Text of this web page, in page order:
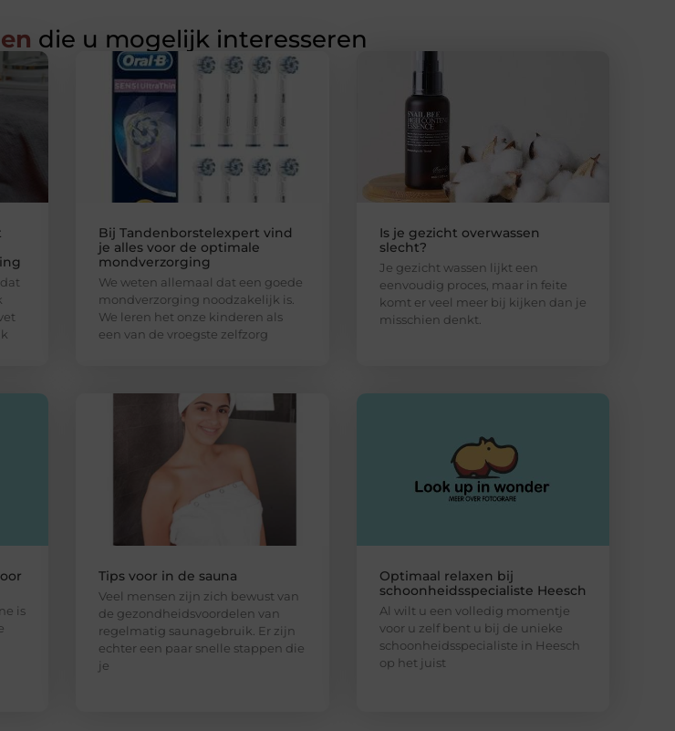
die u mogelijk interesseren
Bij Tandenborstelexpert vind
je alles voor de optimale
mondverzorging
We weten allemaal dat een goede
mondverzorging noodzakelijk is.
We leren het onze kinderen als
een van de vroegste zelfzorg
Is je gezicht overwassen
slecht?
Je gezicht wassen lijkt een
eenvoudig proces, maar in feite
komt er veel meer bij kijken dan je
misschien denkt.
is
Tips voor in de sauna
Veel mensen zijn zich bewust van
de gezondheidsvoordelen van
regelmatig saunagebruik. Er zijn
echter een paar snelle stappen die
je
Optimaal relaxen bij
schoonheidsspecialiste Heesch
Al wilt u een volledig momentje
voor u zelf bent u bij de unieke
schoonheidsspecialiste in Heesch
op het juist